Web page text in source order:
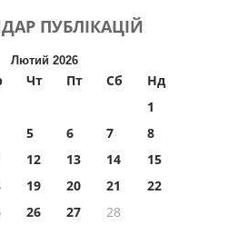
ПУБЛІКАЦІЙ
Лютий 2026
Чт Пт Сб
Нд
1
5 6 7
8
12 13 14
15
19 20 21
22
26 27
28